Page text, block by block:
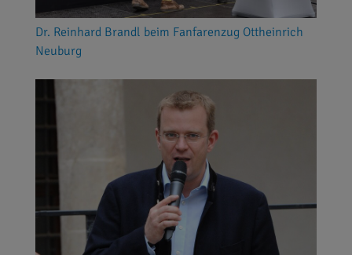
Dr. Reinhard Brandl beim Fanfarenzug Ottheinrich
Neuburg